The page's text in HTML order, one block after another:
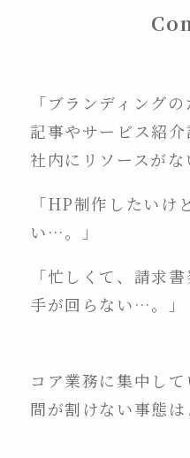
「ブランディング
記事やサービス紹介
社内にリソースがな
「HP制作したいけ
い…。」
「忙しくて、請求
手が回らない…。」
コア業務に集中し
間が割けない事態は